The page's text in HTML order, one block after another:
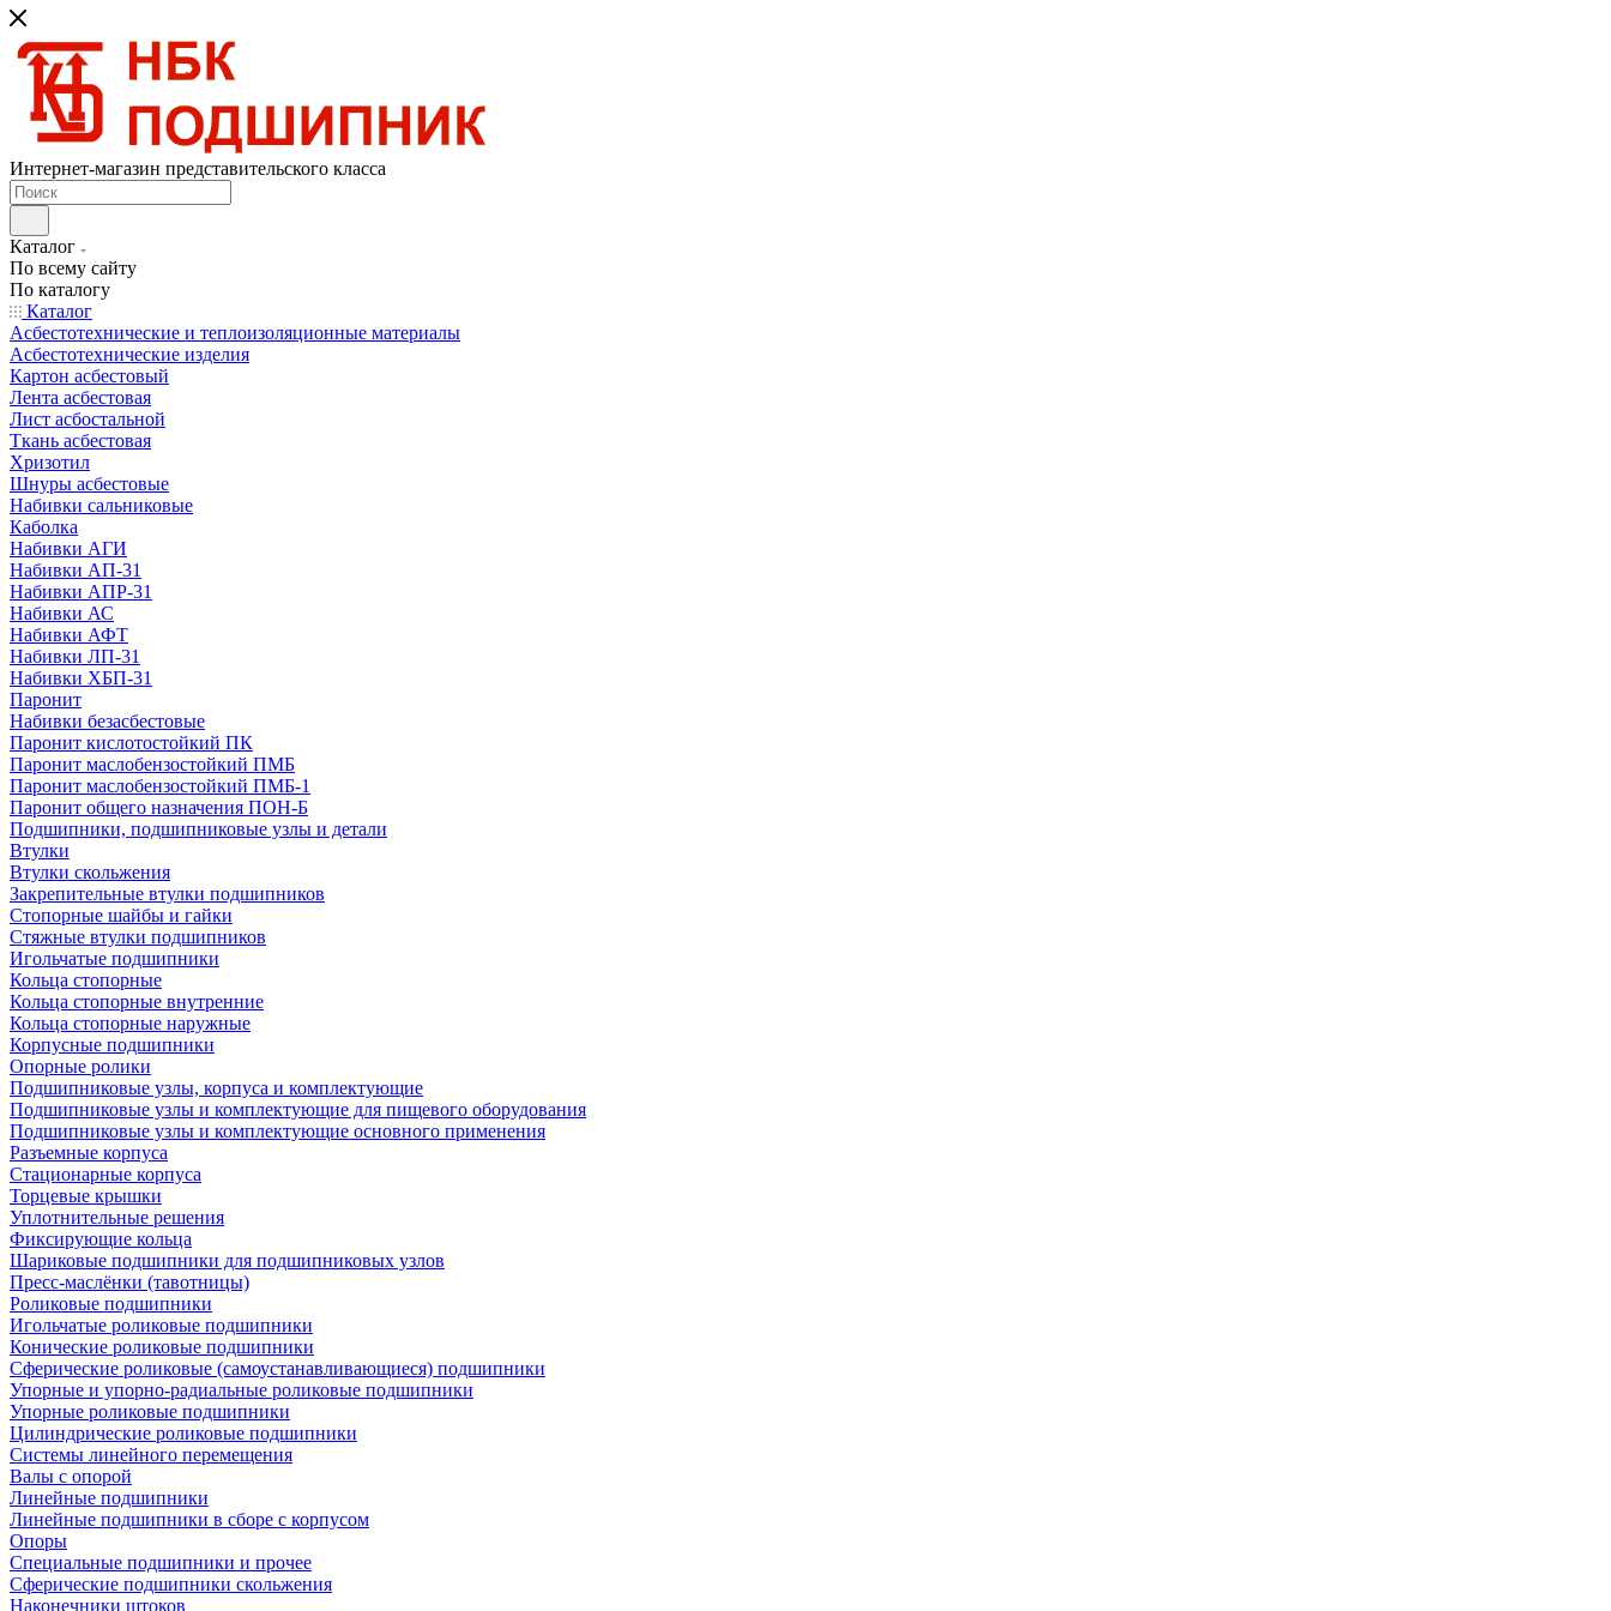
Интернет-магазин представительского класса
Каталог
По всему сайту
По каталогу
Каталог
Асбестотехнические и теплоизоляционные материалы
Асбестотехнические изделия
Картон асбестовый
Лента асбестовая
Лист асбостальной
Ткань асбестовая
Хризотил
Шнуры асбестовые
Набивки сальниковые
Каболка
Набивки АГИ
Набивки АП-31
Набивки АПР-31
Набивки АС
Набивки АФТ
Набивки ЛП-31
Набивки ХБП-31
Паронит
Набивки безасбестовые
Паронит кислотостойкий ПК
Паронит маслобензостойкий ПМБ
Паронит маслобензостойкий ПМБ-1
Паронит общего назначения ПОН-Б
Подшипники, подшипниковые узлы и детали
Втулки
Втулки скольжения
Закрепительные втулки подшипников
Стопорные шайбы и гайки
Стяжные втулки подшипников
Игольчатые подшипники
Кольца стопорные
Кольца стопорные внутренние
Кольца стопорные наружные
Корпусные подшипники
Опорные ролики
Подшипниковые узлы, корпуса и комплектующие
Подшипниковые узлы и комплектующие для пищевого оборудования
Подшипниковые узлы и комплектующие основного применения
Разъемные корпуса
Стационарные корпуса
Торцевые крышки
Уплотнительные решения
Фиксирующие кольца
Шариковые подшипники для подшипниковых узлов
Пресс-маслёнки (тавотницы)
Роликовые подшипники
Игольчатые роликовые подшипники
Конические роликовые подшипники
Сферические роликовые (самоустанавливающиеся) подшипники
Упорные и упорно-радиальные роликовые подшипники
Упорные роликовые подшипники
Цилиндрические роликовые подшипники
Системы линейного перемещения
Валы с опорой
Линейные подшипники
Линейные подшипники в сборе с корпусом
Опоры
Специальные подшипники и прочее
Сферические подшипники скольжения
Наконечники штоков